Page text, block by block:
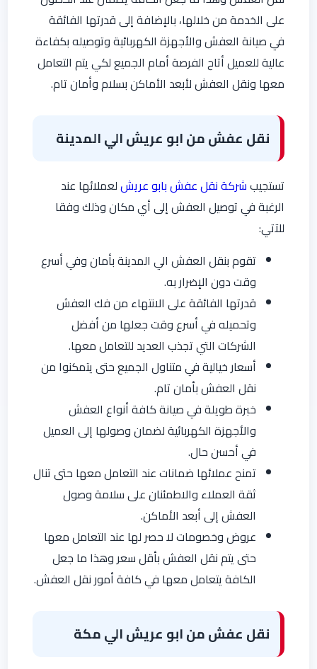
على الخدمة من خلالها، بالإضافة إلى قدرتها الفائقة
في صيانة العفش والأجهزة الكهربائية وتوصيله بكفاءة
عالية للعميل أتاح الفرصة أمام الجميع لكي يتم التعامل
معها ونقل العفش لأبعد الأماكن بسلام وأمان تام.
نقل عفش من ابو عريش الي المدينة
تستجيبشركة نقل عفش بابو عريشلعملائها عند
الرغبة في توصيل العفش إلى أي مكان وذلك وفقا
للآتي:
تقوم بنقل العفش الي المدينة بأمان وفي أسرع
وقت دون الإضرار به.
قدرتها الفائقة على الانتهاء من فك العفش
وتحميله في أسرع وقت جعلها من أفضل
الشركات التي تجذب العديد للتعامل معها.
أسعار خيالية في متناول الجميع حتى يتمكنوا من
نقل العفش بأمان تام.
خبرة طويلة في صيانة كافة أنواع العفش
والأجهزة الكهربائية لضمان وصولها إلى العميل
في أحسن حال.
تمنح عملائها ضمانات عند التعامل معها حتى تنال
ثقة العملاء والاطمئنان على سلامة وصول
العفش إلى أبعد الأماكن.
عروض وخصومات لا حصر لها عند التعامل معها
حتى يتم نقل العفش بأقل سعر وهذا ما جعل
الكافة يتعامل معها في كافة أمور نقل العفش.
نقل عفش من ابو عريش الي مكة